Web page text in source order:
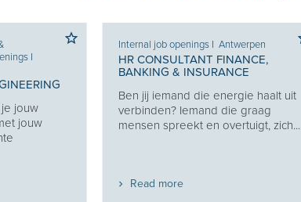
I
jouw
jouw
Internal job openings I Antwerpen
HR CONSULTANT FINANCE,
BANKING & INSURANCE
Ben jij iemand die energie haalt uit
verbinden? Iemand die graag
mensen spreekt en overtuigt, zich...
Read more